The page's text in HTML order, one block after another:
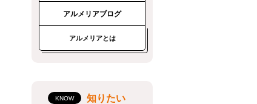
アルメリアブログ
アルメリアとは
知りたい